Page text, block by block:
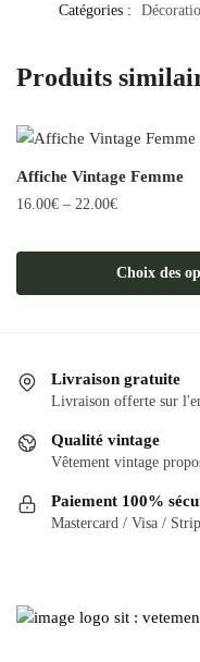
Catégories :
Produits
Affiche Vintage Femme
16.00€ – 22.00€
Choix des
a
Les
options
être
sur
produit
Livraison gratuite
Livraison offerte sur
Qualité vintage
Vêtement vintage
Paiement 100%
Mastercard / Visa /